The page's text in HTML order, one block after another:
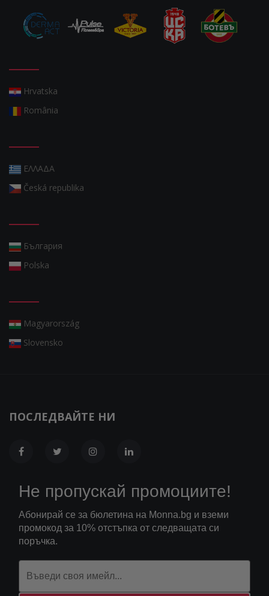
Hrvatska
România
ΕΛΛΑΔΑ
Česká republika
България
Polska
Magyarország
Slovensko
ПОСЛЕДВАЙТЕ НИ
Не пропускай промоциите!
Абонирай се за бюлетина на Monna.bg и вземи
промокод за 10% отстъпка от следващата си
поръчка.